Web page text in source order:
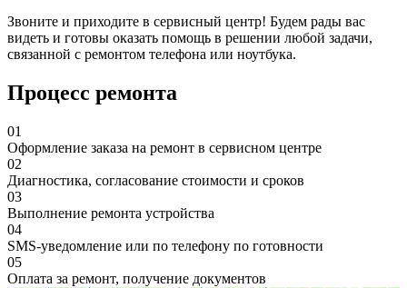
Звоните и приходите в сервисный центр! Будем рады вас
видеть и готовы оказать помощь в решении любой задачи,
связанной с ремонтом телефона или ноутбука.
Процесс ремонта
01
Оформление заказа на ремонт в сервисном центре
02
Диагностика, согласование стоимости и сроков
03
Выполнение ремонта устройства
04
SMS-уведомление или по телефону по готовности
05
Оплата за ремонт, получение документов